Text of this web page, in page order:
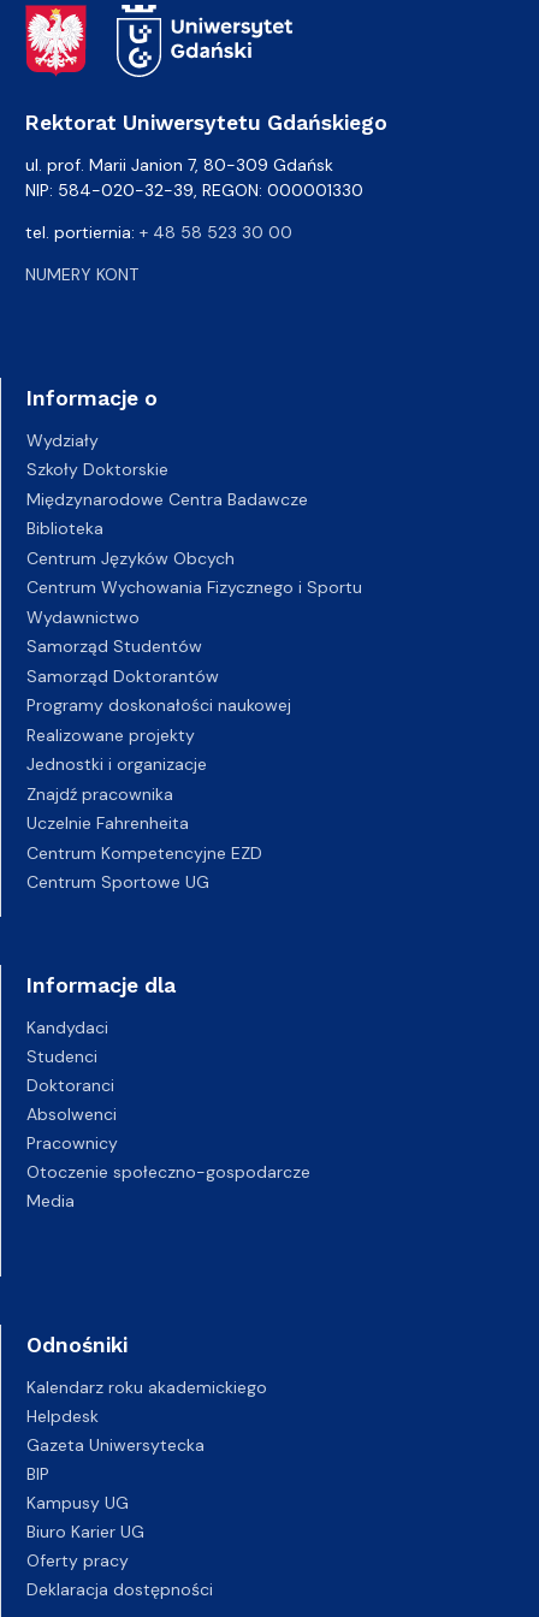
Adres Rektoratu
Rektorat Uniwersytetu Gdańskiego
ul. prof. Marii Janion 7, 80-309 Gdańsk
NIP: 584-020-32-39, REGON: 000001330
tel. portiernia: + 48 58 523 30 00
NUMERY KONT
Informacje o
Wydziały
Szkoły Doktorskie
Międzynarodowe Centra Badawcze
Biblioteka
Centrum Języków Obcych
Centrum Wychowania Fizycznego i Sportu
Wydawnictwo
Samorząd Studentów
Samorząd Doktorantów
Programy doskonałości naukowej
Realizowane projekty
Jednostki i organizacje
Znajdź pracownika
Uczelnie Fahrenheita
Centrum Kompetencyjne EZD
Centrum Sportowe UG
Informacje dla
Kandydaci
Studenci
Doktoranci
Absolwenci
Pracownicy
Otoczenie społeczno-gospodarcze
Media
Odnośniki
Kalendarz roku akademickiego
Helpdesk
Gazeta Uniwersytecka
BIP
Kampusy UG
Biuro Karier UG
Oferty pracy
Deklaracja dostępności